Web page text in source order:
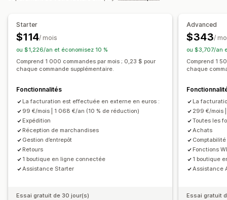
Comptabilité et finance
Flux de trésorerie Bons de commande
Gestion des revenus Rapports
Synchronisation des commandes
Suivi en temps réel
Notifications par e-mail
Mises à jour des commandes
Starter
$114/ mois
ou $1,226/an et économisez 10 %
Comprend 1 000 commandes par mois ; 0,23 $ pour
chaque commande supplémentaire.
Fonctionnalités
La facturation est effectuée en externe en euros :
99 €/mois | 1 068 €/an (10 % de réduction)
Expédition
Réception de marchandises
Gestion d’entrepôt
Retours
1 boutique en ligne connectée
Assistance Starter
Essai gratuit de 30 jour(s)
Advanced
$343/
ou $3,707/an
Comprend 1
chaque
La
299 €/mois
Toutes les
Achats
Comptabilité
Fonctions
1 boutique
Assistance
Essai gratuit